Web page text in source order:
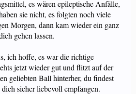
es wären epileptische Anfälle,
sie nicht, es folgten noch viele
Morgen, dann kam wieder ein ganz
gehen lassen.
ich hoffe, es war die richtige
jetzt wieder gut und flitzt auf der
geliebten Ball hinterher, du findest
sicher liebevoll empfangen.